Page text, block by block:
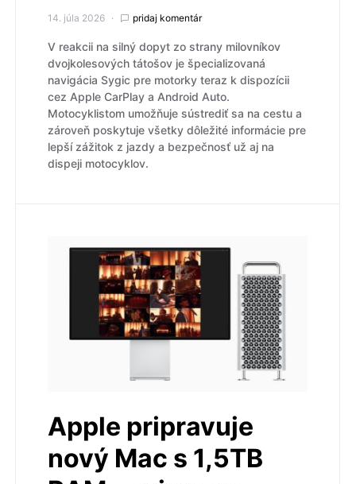
14. júla 2026 pridaj komentár
V reakcii na silný dopyt zo strany milovníkov
dvojkolesových tátošov je špecializovaná
navigácia Sygic pre motorky teraz k dispozícii
cez Apple CarPlay a Android Auto.
Motocyklistom umožňuje sústrediť sa na cestu a
zároveň poskytuje všetky dôležité informácie pre
lepší zážitok z jazdy a bezpečnosť už aj na
dispeji motocyklov.
Apple pripravuje
nový Mac s 1,5TB